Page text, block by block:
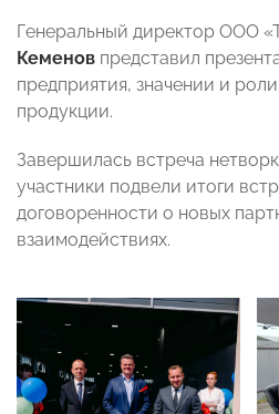
Генеральный директор ООО
Кеменов представил
предприятия, значении и
продукции.
Завершилась встреча
участники подвели итоги
договоренности о новых
взаимодействиях.